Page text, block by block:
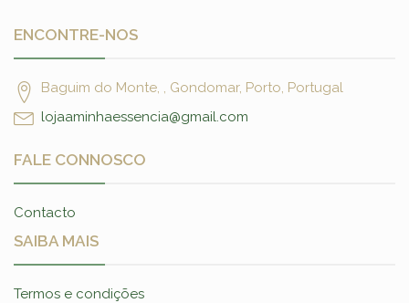
ENCONTRE-NOS
Baguim do Monte, , Gondomar, Porto, Portugal
lojaaminhaessencia@gmail.com
FALE CONNOSCO
Contacto
SAIBA MAIS
Termos e condições